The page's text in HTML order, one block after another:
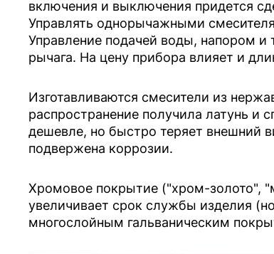
включения и выключения придется
Управлять однорычажными
Управление подачей воды, напором и
рычага. На цену прибора влияет и
Изготавливаются смесители из
распространение получила латунь
дешевле, но быстро теряет внешний
подвержена коррозии.
Хромовое покрытие ("хром-золото",
увеличивает срок службы изделия
многослойным гальваническим